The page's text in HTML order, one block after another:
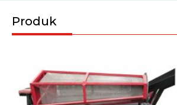
Produk